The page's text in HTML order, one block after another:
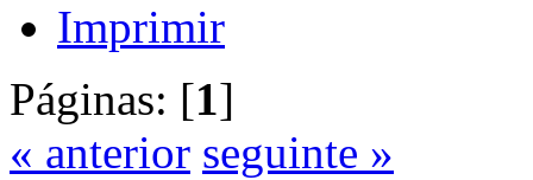
Imprimir
Páginas: [1]
« anterior seguinte »